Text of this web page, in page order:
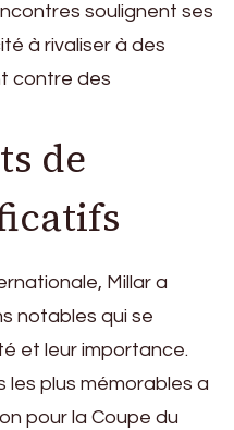
soulignent ses
à rivaliser à des
contre des
de
Millar a
notables qui se
et leur importance.
les plus mémorables a
pour la Coupe du